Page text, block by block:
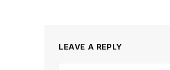
LEAVE A REPLY